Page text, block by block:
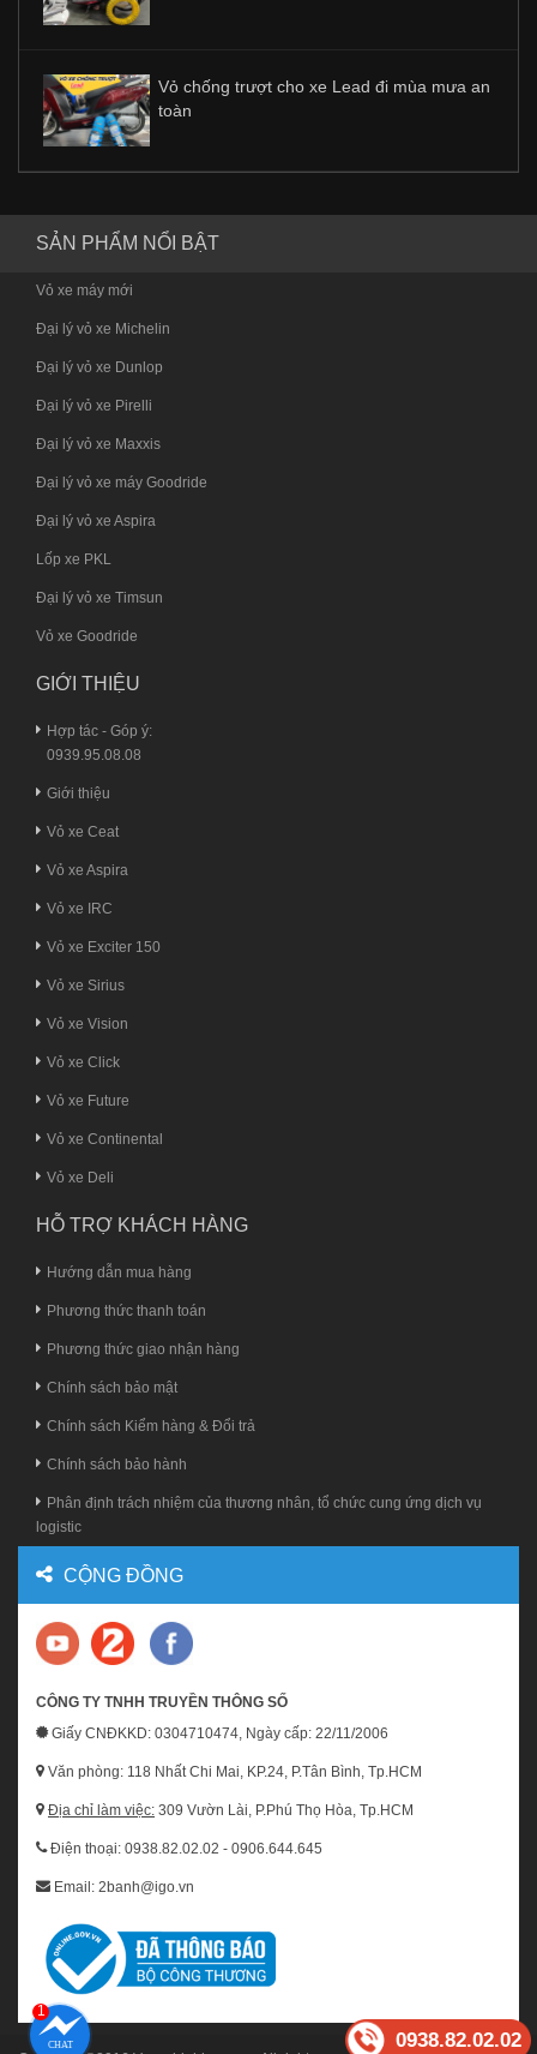
Vỏ chống trượt cho xe Lead đi mùa mưa an
toàn
SẢN PHẨM NỔI BẬT
Vỏ xe máy mới
Đại lý vỏ xe Michelin
Đại lý vỏ xe Dunlop
Đại lý vỏ xe Pirelli
Đại lý vỏ xe Maxxis
Đại lý vỏ xe máy Goodride
Đại lý vỏ xe Aspira
Lốp xe PKL
Đại lý vỏ xe Timsun
Vỏ xe Goodride
GIỚI THIỆU
Hợp tác - Góp ý:
0939.95.08.08
Giới thiệu
Vỏ xe Ceat
Vỏ xe Aspira
Vỏ xe IRC
Vỏ xe Exciter 150
Vỏ xe Sirius
Vỏ xe Vision
Vỏ xe Click
Vỏ xe Future
Vỏ xe Continental
Vỏ xe Deli
HỖ TRỢ KHÁCH HÀNG
Hướng dẫn mua hàng
Phương thức thanh toán
Phương thức giao nhận hàng
Chính sách bảo mật
Chính sách Kiểm hàng & Đổi trả
Chính sách bảo hành
Phân định trách nhiệm của thương nhân, tổ chức cung ứng dịch vụ
logistic
CỘNG ĐỒNG
CÔNG TY TNHH TRUYỀN THÔNG SỐ
Giấy CNĐKKD: 0304710474, Ngày cấp: 22/11/2006
Văn phòng: 118 Nhất Chi Mai, KP.24, P.Tân Bình, Tp.HCM
Địa chỉ làm việc: 309 Vườn Lài, P.Phú Thọ Hòa, Tp.HCM
Điện thoại: 0938.82.02.02 - 0906.644.645
Email: 2banh@igo.vn
1
0938.82.02.02